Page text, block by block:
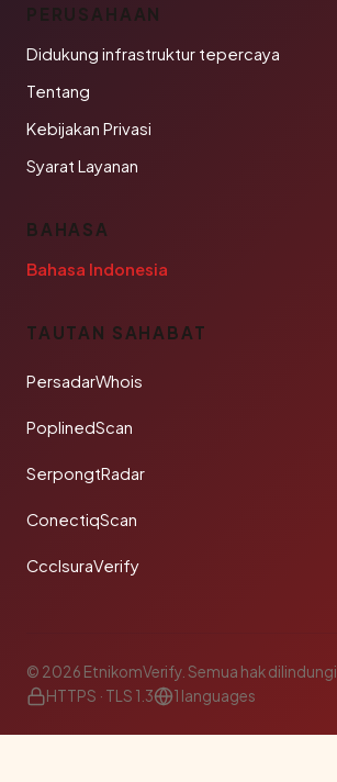
PERUSAHAAN
Didukung infrastruktur tepercaya
Tentang
Kebijakan Privasi
Syarat Layanan
BAHASA
Bahasa Indonesia
TAUTAN SAHABAT
PersadarWhois
PoplinedScan
SerpongtRadar
ConectiqScan
CcclsuraVerify
© 2026 EtnikomVerify. Semua hak dilindungi.
HTTPS · TLS 1.3
1 languages